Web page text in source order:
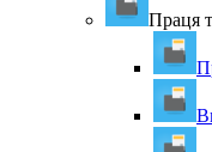
Праця